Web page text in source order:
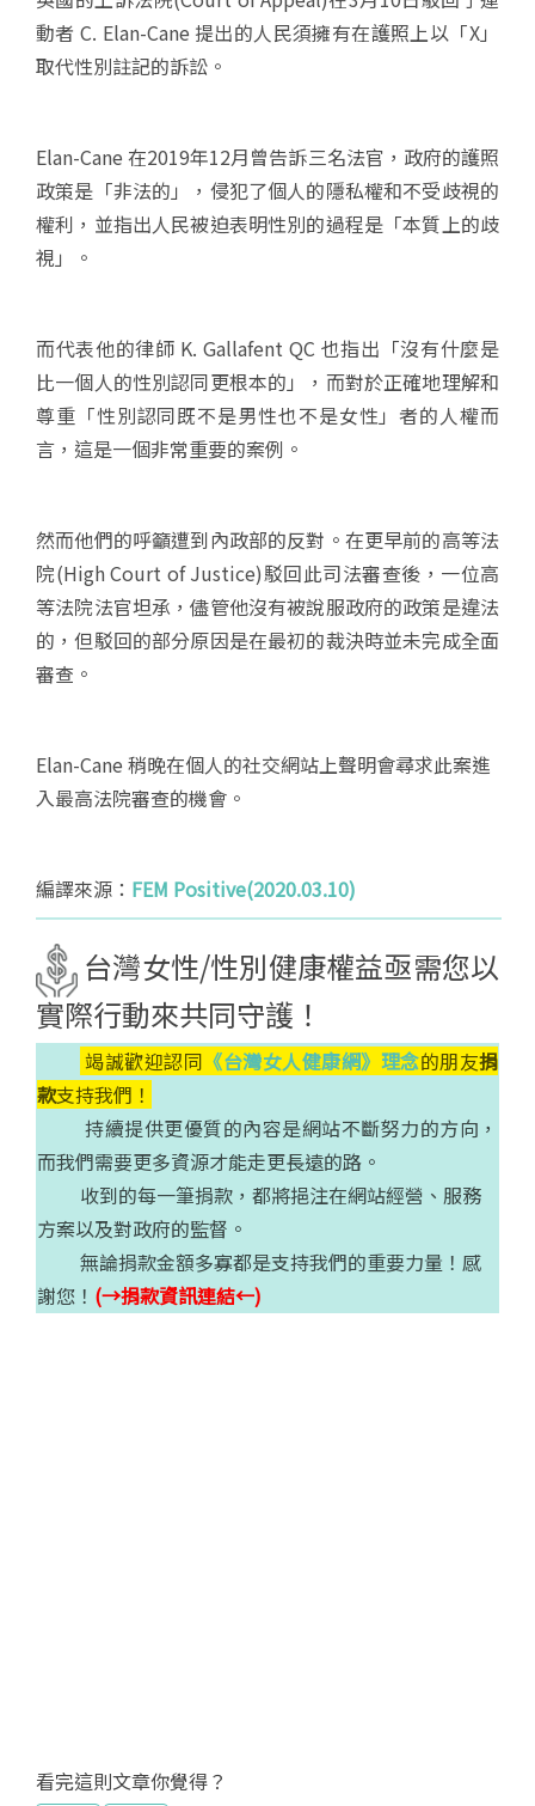
動者 C. Elan-Cane 提出的人民須擁有在護照上以「X」
取代性別註記的訴訟。
Elan-Cane 在2019年12月曾告訴三名法官，政府的護照
政策是「非法的」，侵犯了個人的隱私權和不受歧視的
權利，並指出人民被迫表明性別的過程是「本質上的歧
視」。
而代表他的律師 K. Gallafent QC 也指出「沒有什麼是
比一個人的性別認同更根本的」，而對於正確地理解和
尊重「性別認同既不是男性也不是女性」者的人權而
言，這是一個非常重要的案例。
然而他們的呼籲遭到內政部的反對。在更早前的高等法
院(High Court of Justice)駁回此司法審查後，一位高
等法院法官坦承，儘管他沒有被說服政府的政策是違法
的，但駁回的部分原因是在最初的裁決時並未完成全面
審查。
Elan-Cane 稍晚在個人的社交網站上聲明會尋求此案進
入最高法院審查的機會。
編譯來源： FEM Positive(2020.03.10)
台灣女性/性別健康權益亟需您以
實際行動來共同守護！
竭誠歡迎認同 《台灣女人健康網》理念的朋友捐
款支持我們！
持續提供更優質的內容是網站不斷努力的方向，
而我們需要更多資源才能走更長遠的路。
收到的每一筆捐款，都將挹注在網站經營、服務
方案以及對政府的監督。
無論捐款金額多寡都是支持我們的重要力量！感
謝您！ (→捐款資訊連結←)
看完這則文章你覺得？